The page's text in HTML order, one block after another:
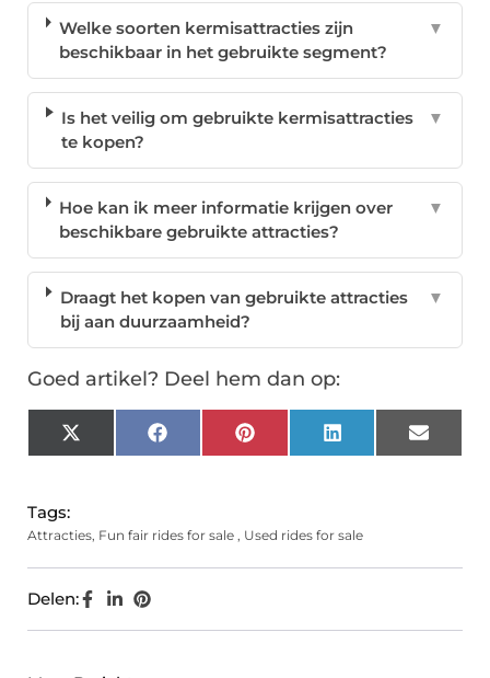
Welke soorten kermisattracties zijn
beschikbaar in het gebruikte segment?
▼
Is het veilig om gebruikte kermisattracties
te kopen?
▼
Hoe kan ik meer informatie krijgen over
beschikbare gebruikte attracties?
▼
Draagt het kopen van gebruikte attracties
bij aan duurzaamheid?
▼
Goed artikel? Deel hem dan op:
X
(Twitter)
FacebookPinterest LinkedIn Email
Tags:
Attracties, Fun fair rides for sale , Used rides for sale
Delen: